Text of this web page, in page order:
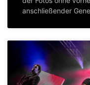
anschließender